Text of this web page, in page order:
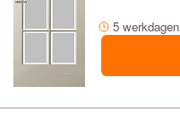
5 werkdagen